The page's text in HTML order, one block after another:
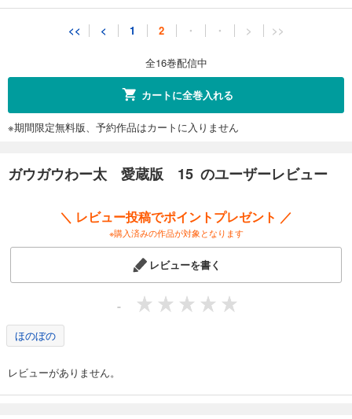
<< < 1 2 ・ ・ > >>
全16巻配信中
カートに全巻入れる
※期間限定無料版、予約作品はカートに入りません
ガウガウわー太 愛蔵版 15 のユーザーレビュー
＼ レビュー投稿でポイントプレゼント ／
※購入済みの作品が対象となります
レビューを書く
-
ほのぼの
レビューがありません。